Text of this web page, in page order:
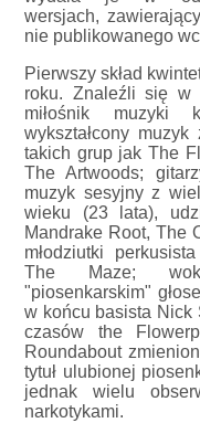
wersjach,
nie publikowanego
Pierwszy skład
roku. Znaleźli się w
miłośnik muzyki
wykształcony
takich grup jak The
The Artwoods;
muzyk sesyjny z
wieku (23 lata),
Mandrake Root, The
młodziutki
The Maze;
"piosenkarskim"
w końcu basista Nick
czasów the
Roundabout
tytuł ulubionej
jednak wielu
narkotykami.